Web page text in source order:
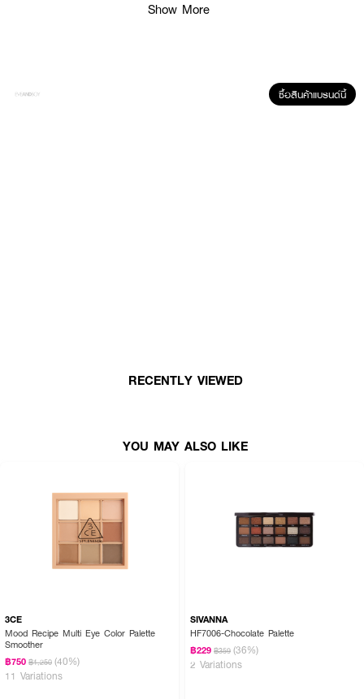
Show More
ซื้อสินค้าแบรนด์นี้
RECENTLY VIEWED
YOU MAY ALSO LIKE
3CE
Mood Recipe Multi Eye Color Palette
Smoother
฿750 ฿1,250 (40%)
11 Variations
SIVANNA
HF7006-Chocolate Palette
฿229 ฿359 (36%)
2 Variations